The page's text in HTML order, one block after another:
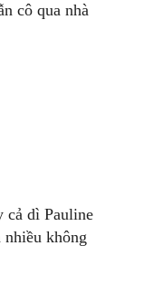
cô qua nhà
cả dì Pauline
không